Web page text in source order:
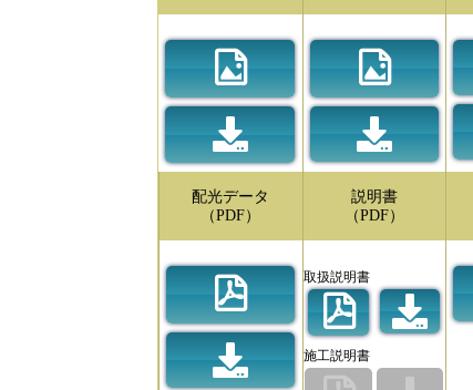
配光データ
（PDF）
説明書
（PDF）
取扱説明書
施工説明書